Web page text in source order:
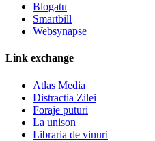
Blogatu
Smartbill
Websynapse
Link exchange
Atlas Media
Distractia Zilei
Foraje puturi
La unison
Libraria de vinuri